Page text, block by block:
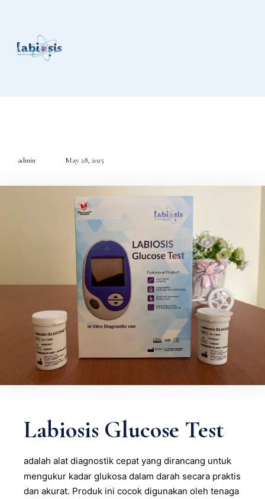
admin May 28, 2025
Labiosis Glucose Test
adalah alat diagnostik cepat yang dirancang untuk
mengukur kadar glukosa dalam darah secara praktis
dan akurat. Produk ini cocok digunakan oleh tenaga